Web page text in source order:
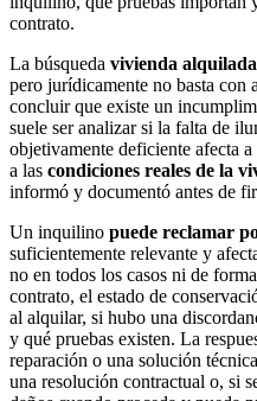
contrato.
La búsqueda vivienda
pero jurídicamente no basta con
concluir que existe un
suele ser analizar si la falta de
objetivamente deficiente afecta a
a las condiciones reales de la
informó y documentó antes de
Un inquilino puede reclamar
suficientemente relevante y
no en todos los casos ni de
contrato, el estado de
al alquilar, si hubo una
y qué pruebas existen. La
reparación o una solución
una resolución contractual o, si